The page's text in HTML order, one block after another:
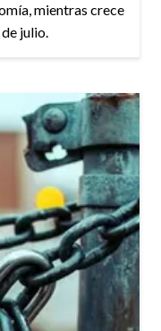
mientras crece
julio.